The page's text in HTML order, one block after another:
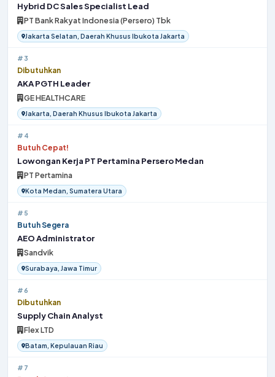
Hybrid DC Sales Specialist Lead
PT Bank Rakyat Indonesia (Persero) Tbk
Jakarta Selatan, Daerah Khusus Ibukota Jakarta
#3
Dibutuhkan
AKA PGTH Leader
GE HEALTHCARE
Jakarta, Daerah Khusus Ibukota Jakarta
#4
Butuh Cepat!
Lowongan Kerja PT Pertamina Persero Medan
PT Pertamina
Kota Medan, Sumatera Utara
#5
Butuh Segera
AEO Administrator
Sandvik
Surabaya, Jawa Timur
#6
Dibutuhkan
Supply Chain Analyst
Flex LTD
Batam, Kepulauan Riau
#7